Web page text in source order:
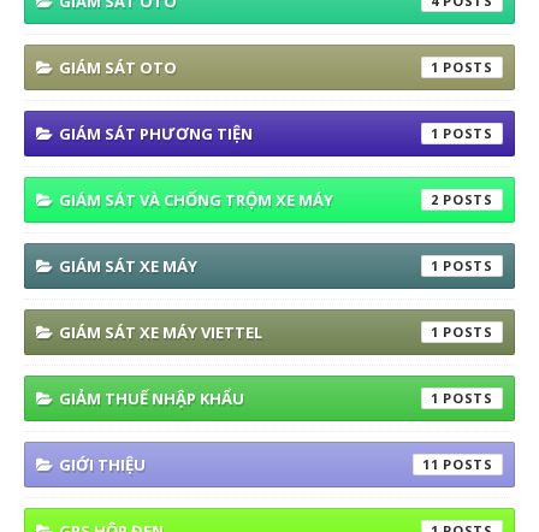
GIÁM SÁT OTO 1
GIÁM SÁT PHƯƠNG TIỆN 1
GIÁM SÁT VÀ CHỐNG TRỘM XE MÁY 2
GIÁM SÁT XE MÁY 1
GIÁM SÁT XE MÁY VIETTEL 1
GIẢM THUẾ NHẬP KHẨU 1
GIỚI THIỆU 11